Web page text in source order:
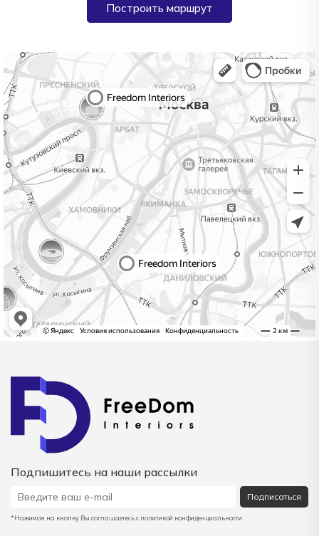
Построить маршрут
Подпишитесь на наши рассылки
Подписаться
*Нажимая на кнопку Вы соглашаетесь с политикой конфиденциальности